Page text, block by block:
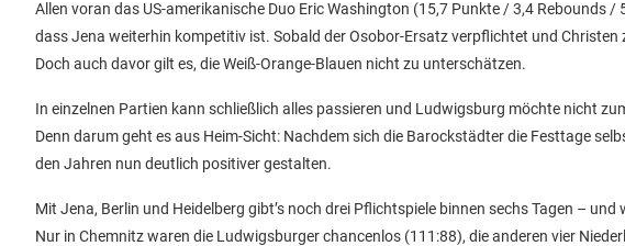
Allen voran das US-amerikanische Duo Eric Washington (15,7 Punkte / 3,4 Rebounds
dass Jena weiterhin kompetitiv ist. Sobald der Osobor-Ersatz verpflichtet und
Doch auch davor gilt es, die Weiß-Orange-Blauen nicht zu unterschätzen.
In einzelnen Partien kann schließlich alles passieren und Ludwigsburg möchte nicht
Denn darum geht es aus Heim-Sicht: Nachdem sich die Barockstädter die Festtage
den Jahren nun deutlich positiver gestalten.
Mit Jena, Berlin und Heidelberg gibt’s noch drei Pflichtspiele binnen sechs Tagen –
Nur in Chemnitz waren die Ludwigsburger chancenlos (111:88), die anderen vier